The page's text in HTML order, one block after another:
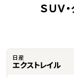
ＳＵＶ
日産
エクストレイル